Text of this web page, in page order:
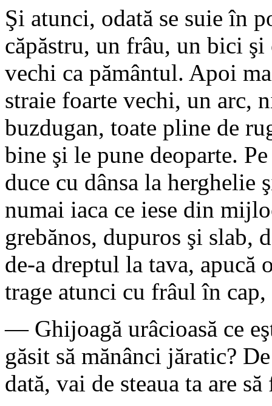
Şi atunci, odată se suie în
căpăstru, un frâu, un bici
vechi ca pământul. Apoi
straie foarte vechi, un arc,
buzdugan, toate pline de
bine şi le pune deoparte.
duce cu dânsa la
numai iaca ce iese din
grebănos, dupuros şi slab,
de-a dreptul la tava,
trage atunci cu frâul în
— Ghijoagă urâcioasă ce
găsit să mănânci jăratic?
dată, vai de steaua ta are